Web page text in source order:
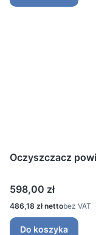
Oczyszczacz
Cena
598,00 zł
Cena
486,18 zł bez VAT
Do koszyka